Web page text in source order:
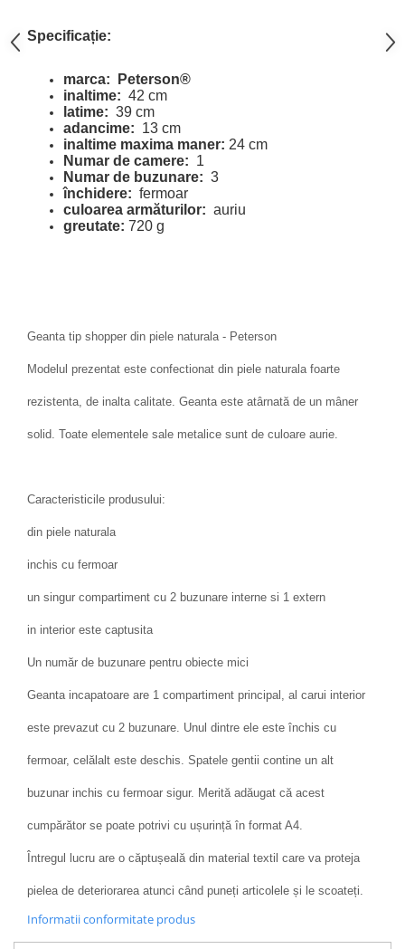
Specificație:
marca:
Peterson®
inaltime: 42 cm
latime: 39 cm
adancime: 13 cm
inaltime maxima maner: 24 cm
Numar de camere: 1
Numar de buzunare: 3
închidere: fermoar
culoarea armăturilor: auriu
greutate: 720 g
Geanta tip shopper din piele naturala - Peterson
Modelul prezentat este confectionat din piele naturala foarte
rezistenta, de inalta calitate. Geanta este atârnată de un mâner
solid. Toate elementele sale metalice sunt de culoare aurie.
Caracteristicile produsului:
din piele naturala
inchis cu fermoar
un singur compartiment cu 2 buzunare interne si 1 extern
in interior este captusita
Un număr de buzunare pentru obiecte mici
Geanta incapatoare are 1 compartiment principal, al carui interior
este prevazut cu 2 buzunare. Unul dintre ele este închis cu
fermoar, celălalt este deschis. Spatele gentii contine un alt
buzunar inchis cu fermoar sigur. Merită adăugat că acest
cumpărător se poate potrivi cu ușurință în format A4.
Întregul lucru are o căptușeală din material textil care va proteja
pielea de deteriorarea atunci când puneți articolele și le scoateți.
Informatii conformitate produs